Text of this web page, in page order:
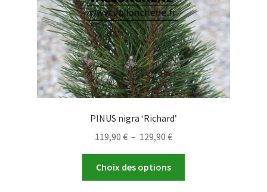
la
page
du
produit
PINUS nigra ‘Richard’
119,90 € – 129,90 €Plage
de
119,90 €
Choix des options